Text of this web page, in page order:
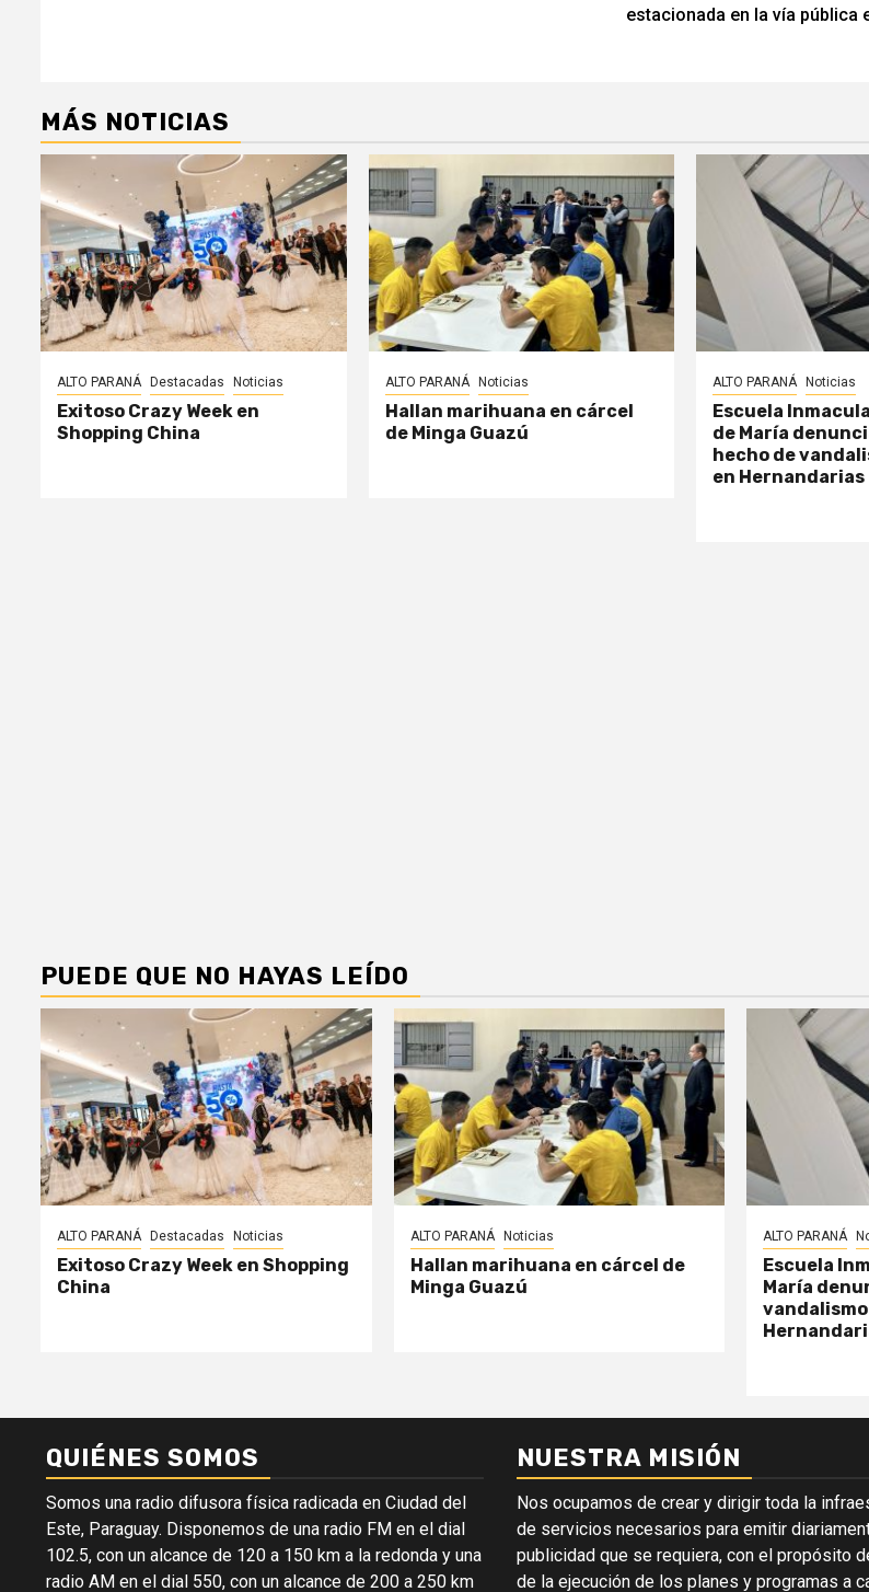
estacionada en la vía pública
MÁS NOTICIAS
ALTO PARANÁ Destacadas Noticias
Exitoso Crazy Week en
Shopping China
ALTO PARANÁ Noticias
Hallan marihuana en cárcel
de Minga Guazú
ALTO PARANÁ Noticias
Escuela
de María
hecho de
en Hernandarias
PUEDE QUE NO HAYAS LEÍDO
ALTO PARANÁ Destacadas Noticias
Exitoso Crazy Week en Shopping
China
ALTO PARANÁ Noticias
Hallan marihuana en cárcel de
Minga Guazú
ALTO PARANÁ
Escuela
María
vandalismo
QUIÉNES SOMOS
Somos una radio difusora física radicada en Ciudad del
Este, Paraguay. Disponemos de una radio FM en el dial
102.5, con un alcance de 120 a 150 km a la redonda y una
radio AM en el dial 550, con un alcance de 200 a 250 km
NUESTRA MISIÓN
Nos ocupamos de crear y dirigir toda la
de servicios necesarios para emitir
publicidad que se requiera, con el propósito
de la ejecución de los planes y programas a